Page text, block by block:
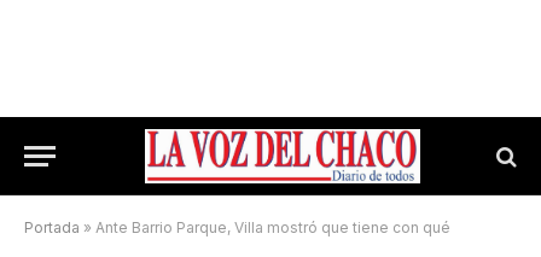
Portada » Ante Barrio Parque, Villa mostró que tiene con qué